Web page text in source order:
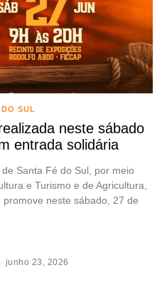
SUL
neste sábado
entrada solidária
Santa Fé do Sul, por meio
e Turismo e de Agricultura,
neste sábado, 27 de
junho 23, 2026